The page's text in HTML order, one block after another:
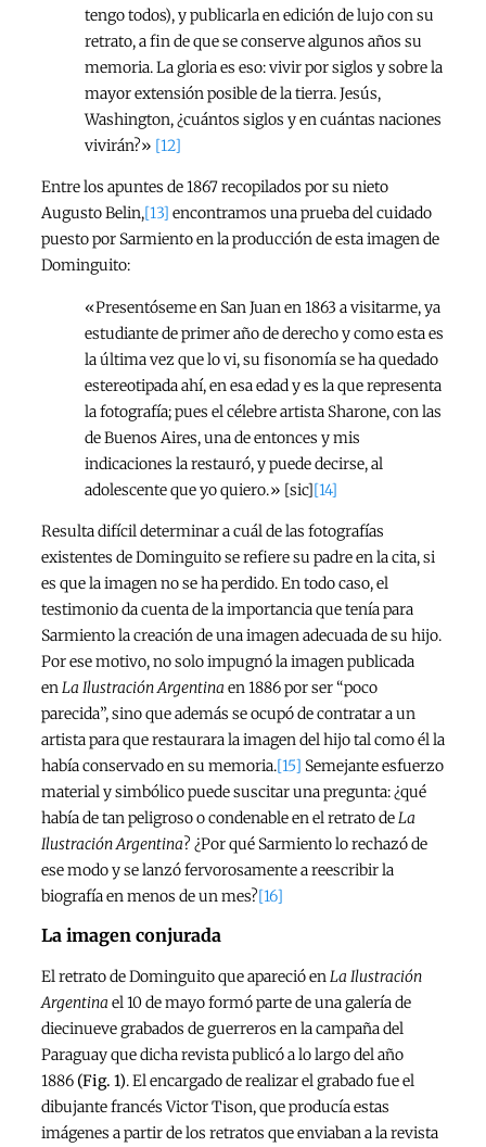
tengo todos), y publicarla en edición de lujo con su
retrato, a fin de que se conserve algunos años su
memoria. La gloria es eso: vivir por siglos y sobre la
mayor extensión posible de la tierra. Jesús,
Washington, ¿cuántos siglos y en cuántas naciones
vivirán?» [12]
Entre los apuntes de 1867 recopilados por su nieto
Augusto Belin,[13] encontramos una prueba del cuidado
puesto por Sarmiento en la producción de esta imagen de
Dominguito:
«Presentóseme en San Juan en 1863 a visitarme, ya
estudiante de primer año de derecho y como esta es
la última vez que lo vi, su fisonomía se ha quedado
estereotipada ahí, en esa edad y es la que representa
la fotografía; pues el célebre artista Sharone, con las
de Buenos Aires, una de entonces y mis
indicaciones la restauró, y puede decirse, al
adolescente que yo quiero.» [sic][14]
Resulta difícil determinar a cuál de las fotografías
existentes de Dominguito se refiere su padre en la cita, si
es que la imagen no se ha perdido. En todo caso, el
testimonio da cuenta de la importancia que tenía para
Sarmiento la creación de una imagen adecuada de su hijo.
Por ese motivo, no solo impugnó la imagen publicada
enLa Ilustración Argentina en 1886 por ser “poco
parecida”, sino que además se ocupó de contratar a un
artista para que restaurara la imagen del hijo tal como él la
había conservado en su memoria.[15] Semejante esfuerzo
material y simbólico puede suscitar una pregunta: ¿qué
había de tan peligroso o condenable en el retrato deLa
Ilustración Argentina? ¿Por qué Sarmiento lo rechazó de
ese modo y se lanzó fervorosamente a reescribir la
biografía en menos de un mes?[16]
La imagen conjurada
El retrato de Dominguito que apareció en La Ilustración
Argentina el 10 de mayo formó parte de una galería de
diecinueve grabados de guerreros en la campaña del
Paraguay que dicha revista publicó a lo largo del año
1886 (Fig. 1). El encargado de realizar el grabado fue el
dibujante francés Victor Tison, que producía estas
imágenes a partir de los retratos que enviaban a la revista